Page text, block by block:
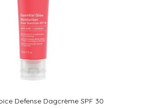
Defense Dagcrème SPF 30